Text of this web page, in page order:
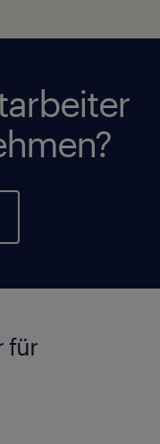
für